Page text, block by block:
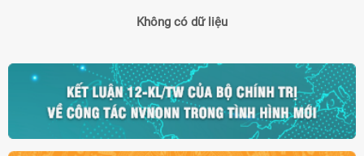
Không có dữ liệu